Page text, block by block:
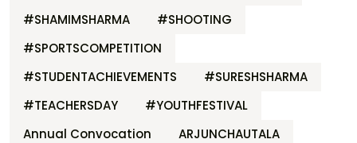
#SHAMIMSHARMA
#SHOOTING
#SPORTSCOMPETITION
#STUDENTACHIEVEMENTS
#SURESHSHARMA
#TEACHERSDAY
#YOUTHFESTIVAL
Annual Convocation
ARJUNCHAUTALA